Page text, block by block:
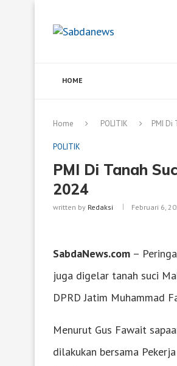
HOME
Home POLITIK PMI Di
POLITIK
PMI Di Tanah
2024
written by Redaksi Februari 6,
SabdaNews.com –
juga digelar tanah suci
DPRD Jatim Muhammad
Menurut Gus Fawait
dilakukan bersama